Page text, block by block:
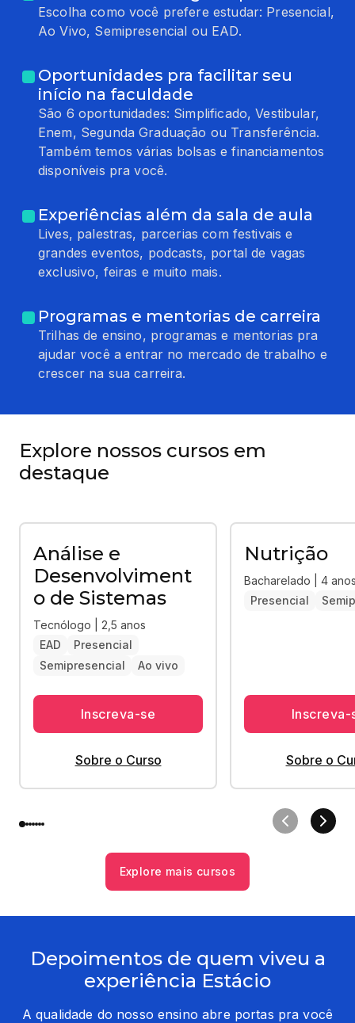
Escolha como você prefere estudar: Presencial,
Ao Vivo, Semipresencial ou EAD.
Oportunidades pra facilitar seu
início na faculdade
São 6 oportunidades: Simplificado, Vestibular,
Enem, Segunda Graduação ou Transferência.
Também temos várias bolsas e financiamentos
disponíveis pra você.
Experiências além da sala de aula
Lives, palestras, parcerias com festivais e
grandes eventos, podcasts, portal de vagas
exclusivo, feiras e muito mais.
Programas e mentorias de carreira
Trilhas de ensino, programas e mentorias pra
ajudar você a entrar no mercado de trabalho e
crescer na sua carreira.
Explore nossos cursos em
destaque
Análise e
Desenvolviment
o de Sistemas
Tecnólogo | 2,5 anos
EAD
Presencial
Semipresencial
Ao vivo
Inscreva-se
Sobre o Curso
Nutrição
Bacharelado | 4
Presencial
Inscreva-
Sobre o
Explore mais cursos
Depoimentos de quem viveu a
experiência Estácio
A qualidade do nosso ensino abre portas pra você